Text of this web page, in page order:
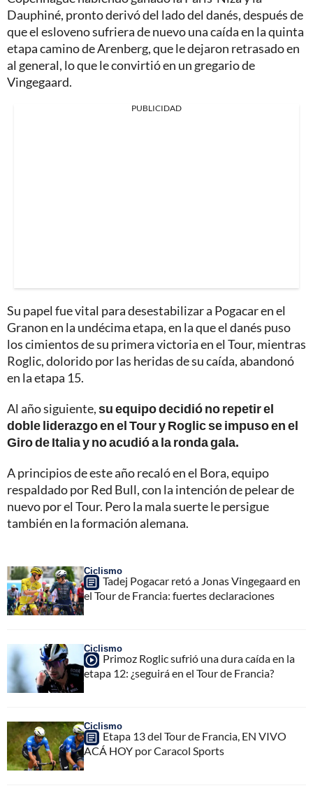
Dauphiné, pronto derivó del lado del danés, después de
que el esloveno sufriera de nuevo una caída en la quinta
etapa camino de Arenberg, que le dejaron retrasado en
al general, lo que le convirtió en un gregario de
Vingegaard.
PUBLICIDAD
Su papel fue vital para desestabilizar a Pogacar en el
Granon en la undécima etapa, en la que el danés puso
los cimientos de su primera victoria en el Tour, mientras
Roglic, dolorido por las heridas de su caída, abandonó
en la etapa 15.
Al año siguiente,su equipo decidió no repetir el
doble liderazgo en el Tour y Roglic se impuso en el
Giro de Italia y no acudió a la ronda gala.
A principios de este año recaló en el Bora, equipo
respaldado por Red Bull, con la intención de pelear de
nuevo por el Tour. Pero la mala suerte le persigue
también en la formación alemana.
Ciclismo
Tadej Pogacar retó a Jonas Vingegaard en
el Tour de Francia: fuertes declaraciones
Ciclismo
Primoz Roglic sufrió una dura caída en la
etapa 12: ¿seguirá en el Tour de Francia?
Ciclismo
Etapa 13 del Tour de Francia, EN VIVO
ACÁ HOY por Caracol Sports